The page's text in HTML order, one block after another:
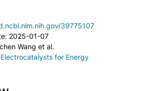
39775107
2025-01-07
Wang et al.
Electrocatalysts for Energy